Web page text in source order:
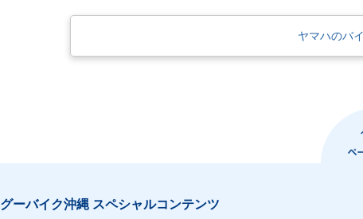
ヤマハのバ
グーバイク沖縄 スペシャルコンテンツ